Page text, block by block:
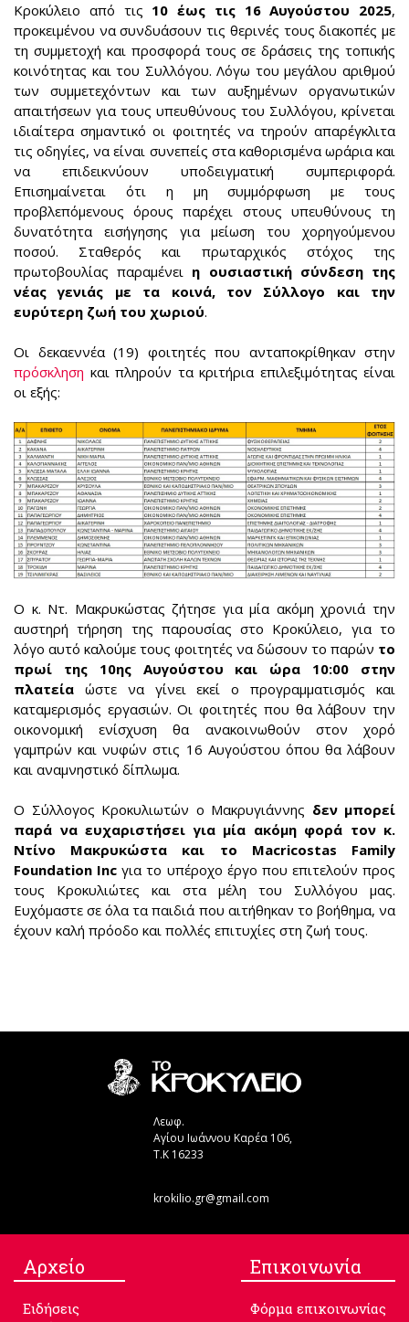
Κροκύλειο από τις 10 έως τις 16 Αυγούστου 2025,
προκειμένου να συνδυάσουν τις θερινές τους διακοπές με
τη συμμετοχή και προσφορά τους σε δράσεις της τοπικής
κοινότητας και του Συλλόγου. Λόγω του μεγάλου αριθμού
των συμμετεχόντων και των αυξημένων οργανωτικών
απαιτήσεων για τους υπευθύνους του Συλλόγου, κρίνεται
ιδιαίτερα σημαντικό οι φοιτητές να τηρούν απαρέγκλιτα
τις οδηγίες, να είναι συνεπείς στα καθορισμένα ωράρια και
να επιδεικνύουν υποδειγματική συμπεριφορά.
Επισημαίνεται ότι η μη συμμόρφωση με τους
προβλεπόμενους όρους παρέχει στους υπευθύνους τη
δυνατότητα εισήγησης για μείωση του χορηγούμενου
ποσού. Σταθερός και πρωταρχικός στόχος της
πρωτοβουλίας παραμένει η ουσιαστική σύνδεση της
νέας γενιάς με τα κοινά, τον Σύλλογο και την
ευρύτερη ζωή του χωριού.
Οι δεκαεννέα (19) φοιτητές που ανταποκρίθηκαν στην
πρόσκληση και πληρούν τα κριτήρια επιλεξιμότητας είναι
οι εξής:
Ο κ. Ντ. Μακρυκώστας ζήτησε για μία ακόμη χρονιά την
αυστηρή τήρηση της παρουσίας στο Κροκύλειο, για το
λόγο αυτό καλούμε τους φοιτητές να δώσουν το παρών το
πρωί της 10ης Αυγούστου και ώρα 10:00 στην
πλατεία ώστε να γίνει εκεί ο προγραμματισμός και
καταμερισμός εργασιών. Οι φοιτητές που θα λάβουν την
οικονομική ενίσχυση θα ανακοινωθούν στον χορό
γαμπρών και νυφών στις 16 Αυγούστου όπου θα λάβουν
και αναμνηστικό δίπλωμα.
Ο Σύλλογος Κροκυλιωτών ο Μακρυγιάννης δεν μπορεί
παρά να ευχαριστήσει για μία ακόμη φορά τον κ.
Ντίνο Μακρυκώστα και το Macricostas Family
Foundation Inc για το υπέροχο έργο που επιτελούν προς
τους Κροκυλιώτες και στα μέλη του Συλλόγου μας.
Ευχόμαστε σε όλα τα παιδιά που αιτήθηκαν το βοήθημα, να
έχουν καλή πρόοδο και πολλές επιτυχίες στη ζωή τους.
Λεωφ.
Αγίου Ιωάννου Καρέα 106,
Τ.Κ 16233
krokilio.gr@gmail.com
Aρχείο
Ειδήσεις
Επικοινωνία
Φόρμα επικοινωνίας